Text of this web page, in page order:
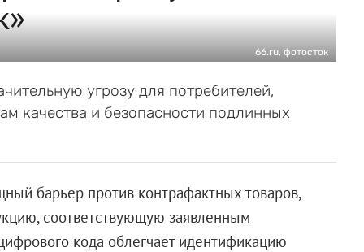
66.ru, фотосток
угрозу для потребителей,
качества и безопасности подлинных
барьер против контрафактных товаров,
соответствующую заявленным
кода облегчает идентификацию